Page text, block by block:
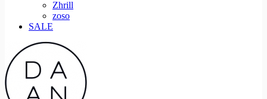
Zhrill
zoso
SALE